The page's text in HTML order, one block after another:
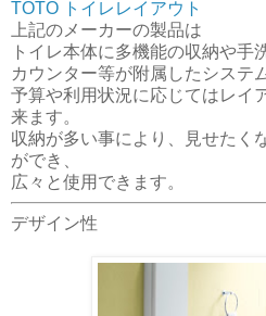
TOTO トイレレイアウト
上記のメーカーの製品は
トイレ本体に多機能の収納や手
カウンター等が附属したシステ
予算や利用状況に応じてはレイ
来ます。
収納が多い事により、見せたく
ができ、
広々と使用できます。
デザイン性